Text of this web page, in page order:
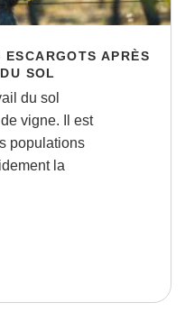
APRÈS
SOL
du sol
vigne. Il est
populations
la